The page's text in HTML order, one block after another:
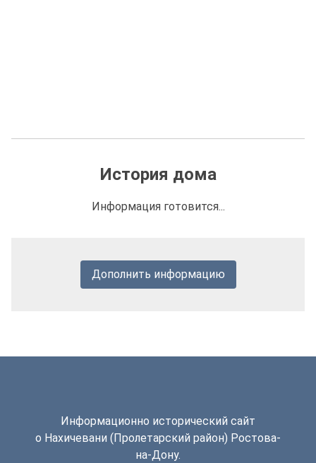
История дома
Информация готовится...
Дополнить информацию
Информационно исторический сайт
о Нахичевани (Пролетарский район) Ростова-
на-Дону.